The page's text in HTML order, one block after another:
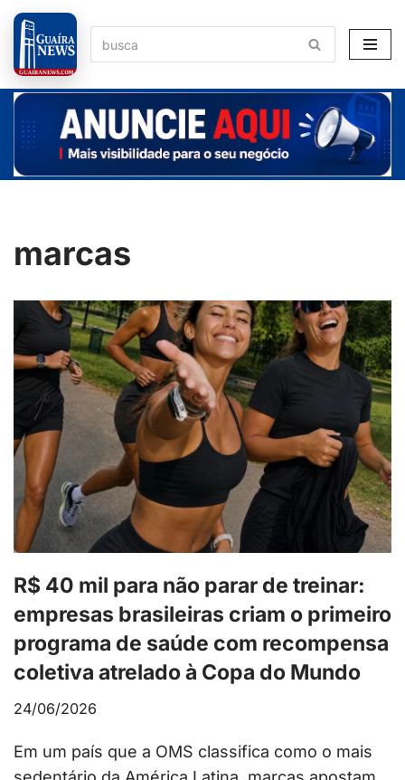
Pular
para
o
conteúdo
marcas
R$ 40 mil para não parar de treinar:
empresas brasileiras criam o primeiro
programa de saúde com recompensa
coletiva atrelado à Copa do Mundo
24/06/2026
Em um país que a OMS classifica como o mais